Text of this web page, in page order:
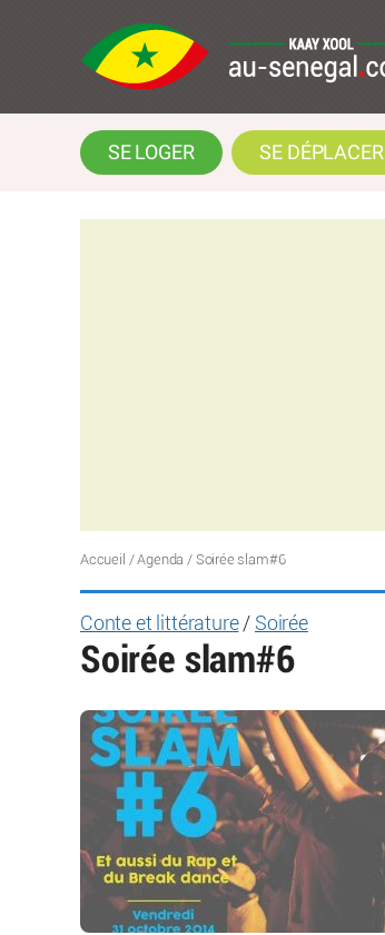
SE LOGER SE DÉPLACER
Accueil /Agenda / Soirée slam#6
Conte et littérature/ Soirée
Soirée slam#6